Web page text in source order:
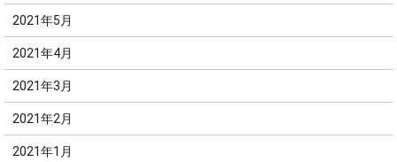
2021年5月
2021年4月
2021年3月
2021年2月
2021年1月